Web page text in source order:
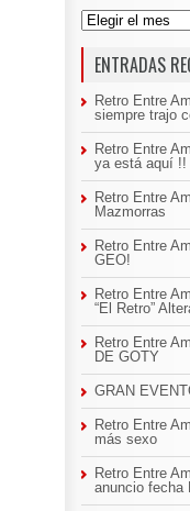
Archivo
ENTRADAS
Retro Entre
siempre trajo
Retro Entre
ya está aquí !!
Retro Entre
Mazmorras
Retro Entre
GEO!
Retro Entre
“El Retro”
Retro Entre
DE GOTY
GRAN
Retro Entre
más sexo
Retro Entre
anuncio fecha